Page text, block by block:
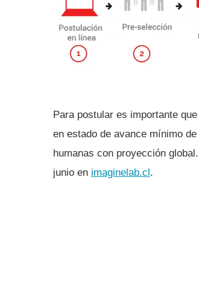
Para postular es importante
en estado de avance mí­nimo
humanas con proyección
junio en imaginelab.cl.